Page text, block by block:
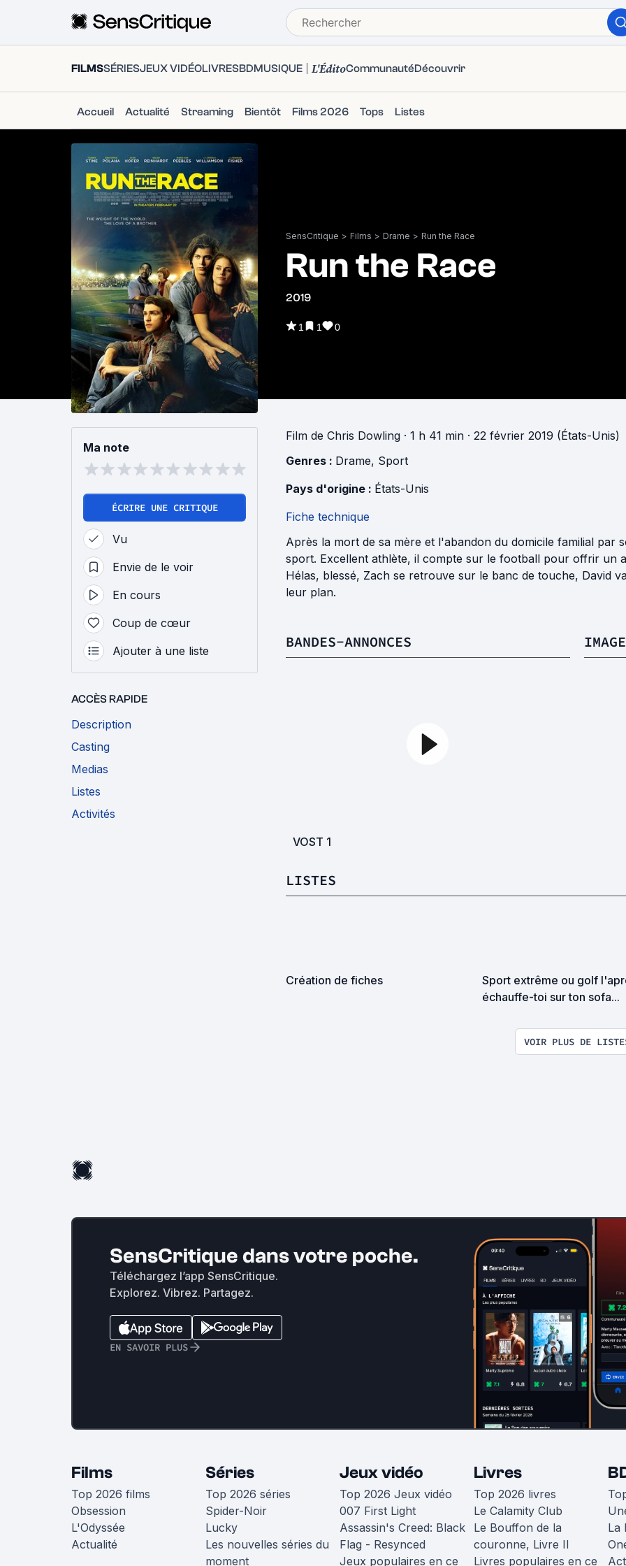
FILMSSÉRIESJEUX VIDÉOLIVRESBDMUSIQUE L'ÉditoCommunautéDécouvrir
Accueil Actualité Streaming Bientôt Films 2026 Tops Listes
SensCritique > Films > Drame > Run the Race
Run the Race
2019
1 1 0
Ma note
ÉCRIRE UNE CRITIQUE
Vu
Envie de le voir
En cours
Coup de cœur
Ajouter à une liste
ACCÈS RAPIDE
Description
Casting
Medias
Listes
Activités
Film de Chris Dowling · 1 h 41 min · 22 février 2019 (États-Unis)
Genres : Drame, Sport
Pays d'origine : États-Unis
Fiche technique
Après la mort de sa mère et l'abandon du domicile familial par
sport. Excellent athlète, il compte sur le football pour offrir un
Hélas, blessé, Zach se retrouve sur le banc de touche, David
leur plan.
BANDES-ANNONCES
VOST 1
LISTES
Création de fiches
Sport extrême ou golf
échauffe-toi sur ton sofa...
VOIR PLUS DE
SensCritique dans votre poche.
Téléchargez l’app SensCritique.
Explorez. Vibrez. Partagez.
EN SAVOIR PLUS
Films
Top 2026 films
Obsession
L'Odyssée
Actualité
Séries
Top 2026 séries
Spider-Noir
Lucky
Les nouvelles séries du
moment
Jeux vidéo
Top 2026 Jeux vidéo
007 First Light
Assassin's Creed: Black
Flag - Resynced
Jeux populaires en ce
Livres
Top 2026 livres
Le Calamity Club
Le Bouffon de la
couronne, Livre II
Livres populaires en ce
La